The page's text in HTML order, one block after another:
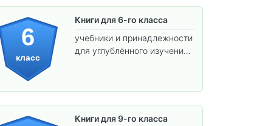
6
класс
Книги для 6-го класса
учебники и принадлежности
для углублённого изучения
Книги для 9-го класса